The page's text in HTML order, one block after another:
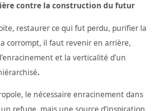
contre la construction du futur
restaurer ce qui fut perdu, purifier la
corrompt, il faut revenir en arrière,
et la verticalité d’un
.
le nécessaire enracinement dans